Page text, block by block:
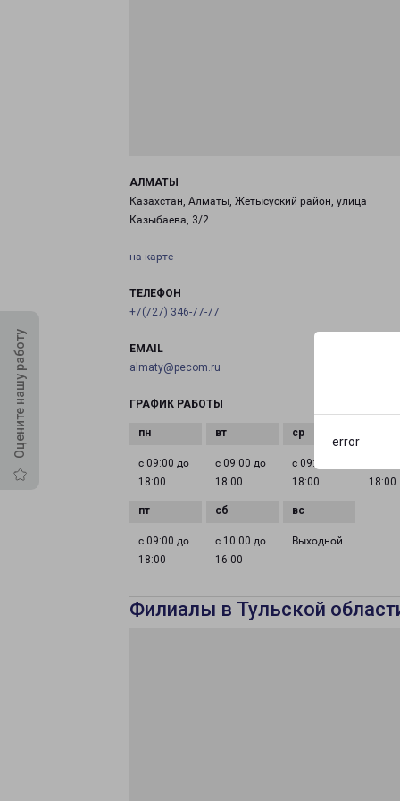
error
Оцените нашу работу
АЛМАТЫ
Казахстан, Алматы, Жетысуский район, улица
Казыбаева, 3/2
на карте
ТЕЛЕФОН
+7(727) 346-77-77
EMAIL
almaty@pecom.ru
ГРАФИК РАБОТЫ
с 09:00 до
18:00
с 09:00 до
18:00
с 09:00 до
18:00
18:00
с 09:00 до
18:00
с 10:00 до
16:00
Выходной
Филиалы в Тульской